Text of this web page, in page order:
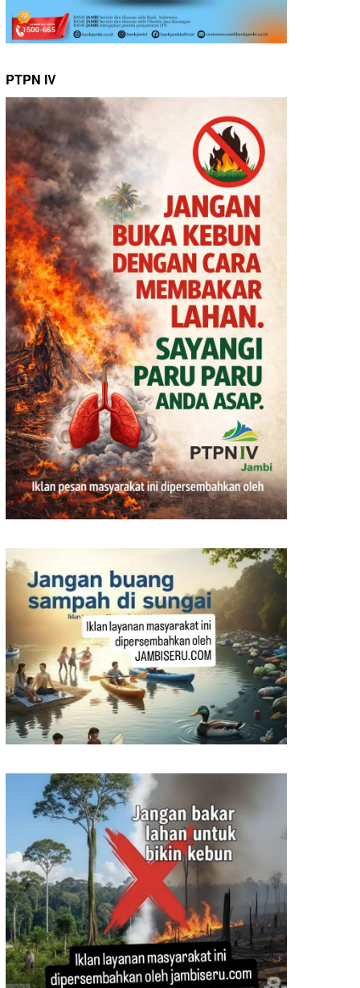
PTPN IV